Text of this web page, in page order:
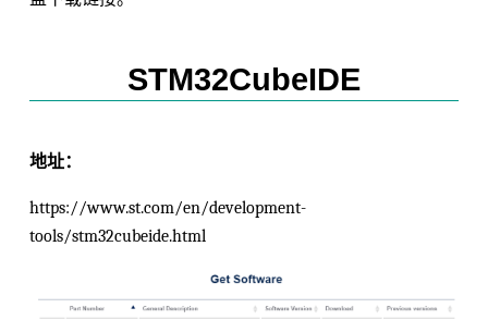
STM32CubeIDE
地址：
https://www.st.com/en/development-
tools/stm32cubeide.html